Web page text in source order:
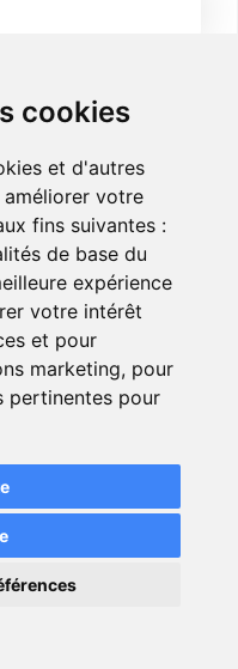
cookies
et d'autres
votre
fins suivantes :
de base du
expérience
votre intérêt
et pour
marketing, pour
pertinentes pour